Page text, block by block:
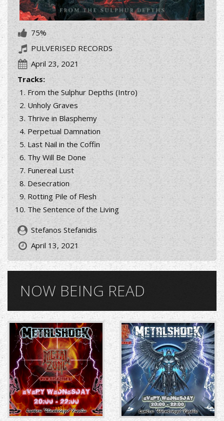
75%
PULVERISED RECORDS
April 23, 2021
Tracks:
From the Sulphur Depths (Intro)
Unholy Graves
Thrive in Blasphemy
Perpetual Damnation
Last Nail in the Coffin
Thy Will Be Done
Funereal Lust
Desecration
Rotting Pile of Flesh
The Sentence of the Living
Stefanos Stefanidis
April 13, 2021
NOW BEING READ